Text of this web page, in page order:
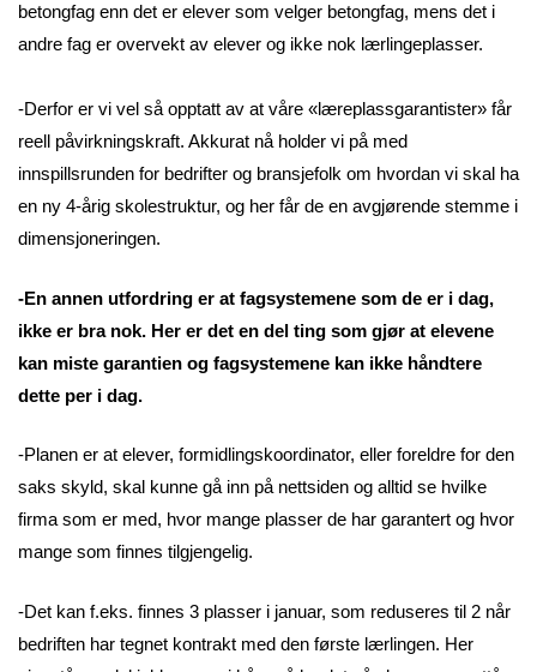
betongfag enn det er elever som velger betongfag, mens det i
andre fag er overvekt av elever og ikke nok lærlingeplasser.
-Derfor er vi vel så opptatt av at våre «læreplassgarantister» får
reell påvirkningskraft. Akkurat nå holder vi på med
innspillsrunden for bedrifter og bransjefolk om hvordan vi skal ha
en ny 4-årig skolestruktur, og her får de en avgjørende stemme i
dimensjoneringen.
-En annen utfordring er at fagsystemene som de er i dag,
ikke er bra nok. Her er det en del ting som gjør at elevene
kan miste garantien og fagsystemene kan ikke håndtere
dette per i dag.
-Planen er at elever, formidlingskoordinator, eller foreldre for den
saks skyld, skal kunne gå inn på nettsiden og alltid se hvilke
firma som er med, hvor mange plasser de har garantert og hvor
mange som finnes tilgjengelig.
-Det kan f.eks. finnes 3 plasser i januar, som reduseres til 2 når
bedriften har tegnet kontrakt med den første lærlingen. Her